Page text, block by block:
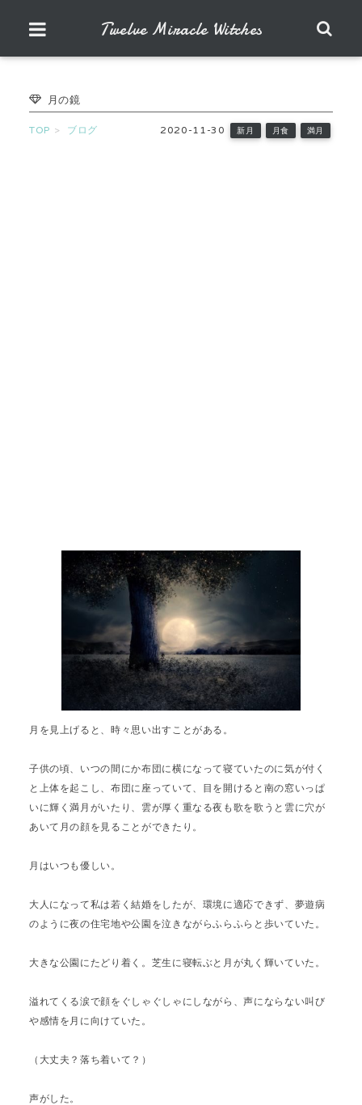
Twelve Miracle Witches
月の鏡
TOP ブログ 2020-11-30 新月 月食 満月
月を見上げると、時々思い出すことがある。
子供の頃、いつの間にか布団に横になって寝ていたのに気が付く
と上体を起こし、布団に座っていて、目を開けると南の窓いっぱ
いに輝く満月がいたり、雲が厚く重なる夜も歌を歌うと雲に穴が
あいて月の顔を見ることができたり。
月はいつも優しい。
大人になって私は若く結婚をしたが、環境に適応できず、夢遊病
のように夜の住宅地や公園を泣きながらふらふらと歩いていた。
大きな公園にたどり着く。芝生に寝転ぶと月が丸く輝いていた。
溢れてくる涙で顔をぐしゃぐしゃにしながら、声にならない叫び
や感情を月に向けていた。
（大丈夫？落ち着いて？）
声がした。